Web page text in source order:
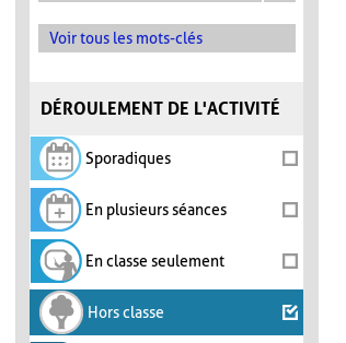
Voir tous les mots-clés
DÉROULEMENT DE L'ACTIVITÉ
Sporadiques
En plusieurs séances
En classe seulement
Hors classe